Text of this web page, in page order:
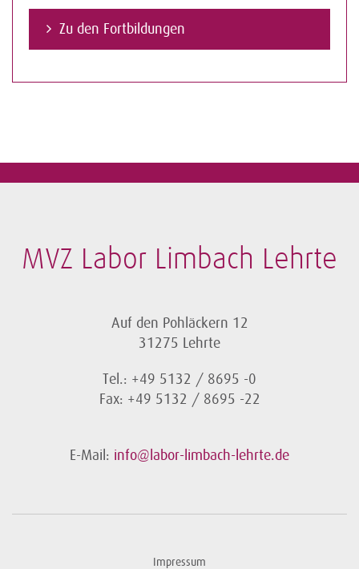
Zu den Fortbildungen
MVZ Labor Limbach Lehrte
Auf den Pohläckern 12
31275 Lehrte
Tel.: +49 5132 / 8695 -0
Fax: +49 5132 / 8695 -22
E-Mail: info@labor-limbach-lehrte.de
Impressum